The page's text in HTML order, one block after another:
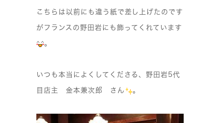
こちらは以前にも違う紙で差し上げたのです
がフランスの野田岩にも飾ってくれています
。
いつも本当によくしてくださる、野田岩5代
目店主 金本兼次郎 さん 。